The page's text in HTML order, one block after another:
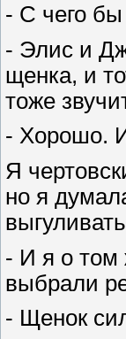
- С чего
- Элис и
щенка, и
тоже
- Хорошо.
Я
но я
- И я о том
выбрали
- Щенок